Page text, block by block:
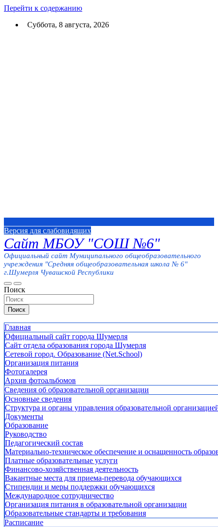
Перейти к содержанию
Суббота, 8 августа, 2026
Версия для слабовидящих
Сайт МБОУ "СОШ №6"
Официальный сайт Муниципального общеобразовательного
учреждения "Средняя общеобразовательная школа № 6"
г.Шумерля Чувашской Республики
Поиск
Поиск
Главная
Официальный сайт города Шумерля
Сайт отдела образования города Шумерля
Сетевой город. Образование (Net.School)
Организация питания
Фотогалерея
Архив фотоальбомов
Сведения об образовательной организации
Основные сведения
Структура и органы управления образовательной
Документы
Образование
Руководство
Педагогический состав
Материально-техническое обеспечение и оснащенность
Платные образовательные услуги
Финансово-хозяйственная деятельность
Вакантные места для приема-перевода обучающихся
Стипендии и меры поддержки обучающихся
Международное сотрудничество
Организация питания в образовательной организации
Образовательные стандарты и требования
Расписание